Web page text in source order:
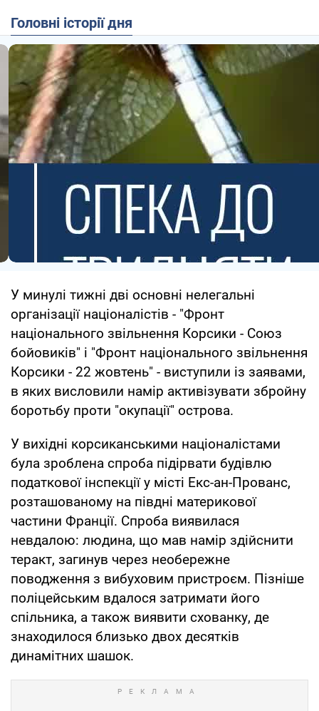
Головні історії дня
У минулі тижні дві основні нелегальні
організації націоналістів - "Фронт
національного звільнення Корсики - Союз
бойовиків" і "Фронт національного звільнення
Корсики - 22 жовтень" - виступили із заявами,
в яких висловили намір активізувати збройну
боротьбу проти "окупації" острова.
У вихідні корсиканськими націоналістами
була зроблена спроба підірвати будівлю
податкової інспекції у місті Екс-ан-Прованс,
розташованому на півдні материкової
частини Франції. Спроба виявилася
невдалою: людина, що мав намір здійснити
теракт, загинув через необережне
поводження з вибуховим пристроєм. Пізніше
поліцейським вдалося затримати його
спільника, а також виявити схованку, де
знаходилося близько двох десятків
динамітних шашок.